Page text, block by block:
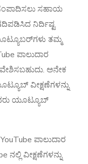
ಸಹಾಯ
ನಿರ್ದಿಷ್ಟ
ತಮ್ಮ
ಪಾಲುದಾರ
ಅನೇಕ
ವೀಕ್ಷಣೆಗಳನ್ನು
ಯೂಟ್ಯೂಬ್
ಪಾಲುದಾರ
ನಲ್ಲಿ ವೀಕ್ಷಣೆಗಳನ್ನು